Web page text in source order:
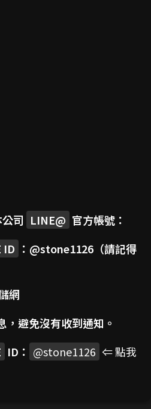
司 LINE@ 官方帳號：
ID ： @stone1126 （請記得
網
，避免沒有收到通知。
ID： @stone1126 ⇐ 點我